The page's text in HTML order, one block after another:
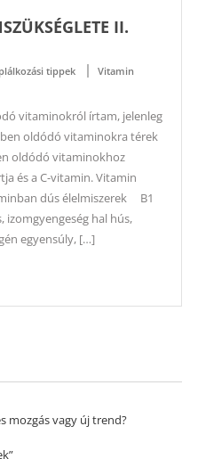
II.
tippek Vitamin
vitaminokról írtam, jelenleg
oldódó vitaminokra térek
oldódó vitaminokhoz
és a C-vitamin. Vitamin
dús élelmiszerek B1
izomgyengeség hal hús,
egyensúly, […]
mozgás vagy új trend?